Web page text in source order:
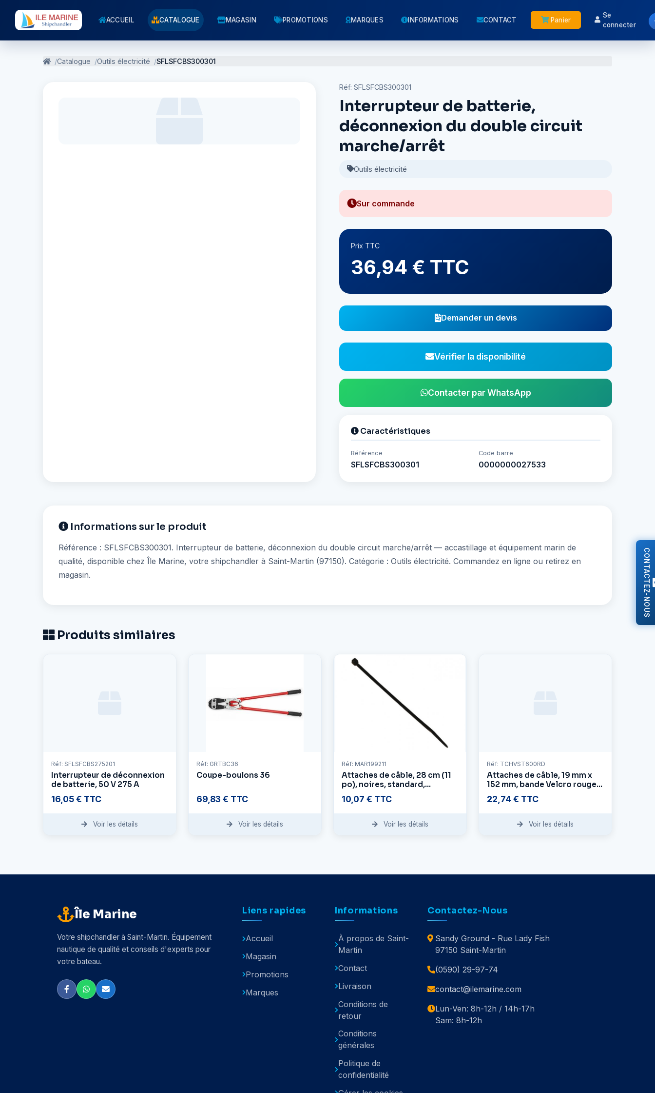
CONTACTEZ-NOUS
ACCUEIL CATALOGUE MAGASIN PROMOTIONS MARQUES INFORMATIONS CONTACT Panier
Se
connecter
Catalogue Outils électricité SFLSFCBS300301
Réf: SFLSFCBS300301
Interrupteur de batterie,
déconnexion du double circuit
marche/arrêt
Outils électricité
Sur commande
Prix TTC
36,94 € TTC
Demander un devis
Vérifier la disponibilité
Contacter par WhatsApp
Caractéristiques
Référence
SFLSFCBS300301
Code barre
0000000027533
Informations sur le produit
Référence : SFLSFCBS300301. Interrupteur de batterie, déconnexion du double circuit marche/arrêt — accastillage et équipement marin de
qualité, disponible chez Île Marine, votre shipchandler à Saint-Martin (97150). Catégorie : Outils électricité. Commandez en ligne ou retirez en
magasin.
Produits similaires
Réf: SFLSFCBS275201
Interrupteur de déconnexion
de batterie, 50 V 275 A
16,05 € TTC
Voir les détails
Réf: GRTBC36
Coupe-boulons 36
69,83 € TTC
Voir les détails
Réf: MAR199211
Attaches de câble, 28 cm (11
po), noires, standard,
résistantes aux UV, paquet de
100
10,07 € TTC
Voir les détails
Réf: TCHVST600RD
Attaches de câble, 19 mm x
152 mm, bande Velcro rouge,
paquet de 10
22,74 € TTC
Voir les détails
Île Marine
Votre shipchandler à Saint-Martin. Équipement
nautique de qualité et conseils d'experts pour
votre bateau.
Liens rapides
Accueil
Magasin
Promotions
Marques
Informations
À propos de Saint-
Martin
Contact
Livraison
Conditions de
retour
Conditions
générales
Politique de
confidentialité
Contactez-Nous
Sandy Ground - Rue Lady Fish
97150 Saint-Martin
(0590) 29-97-74
contact@ilemarine.com
Lun-Ven: 8h-12h / 14h-17h
Sam: 8h-12h